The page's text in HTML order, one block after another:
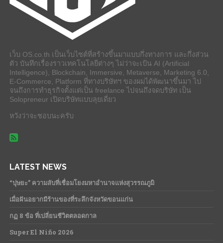
เว็บ OS.co.th เป็นเว็บไซต์ที่สร้างขึ้นมาแบบกึ่งทางการ และกึ่งส่วน
ตัว บันทึกเรื่องราวเทคโนโลยีต่างๆ ไม่ว่าจะเป้น AI (Artificial
Intelligence), Blockchain, Immersive, Metaverse, Marketing 6.0,
E-Commerce, Platform ที่ทางบริษัทฯ ของผมได้พัฒนาขึ้นมา ไป
จนถึงการทำธุรกิจตั้งแต่เป็น freelance ไปจนถึงจดบริษัท เป็น
Solopreneur เปิดบริษัทแบบลุยเดี่ยว
หวังว่าจะชอบนะครับ
LATEST NEWS
“ปุษยะ” ความลับที่เชื่อมโยงมหาอำนาจแห่งสุวรรณภูมิ
เมื่อฝันอยากมีร้านของที่ระลึกจังหวัดขอนแก่น
กฏ 8 ข้อ ที่เปลี่ยนชีวิตตลอดกาล
Super El Niño 2026